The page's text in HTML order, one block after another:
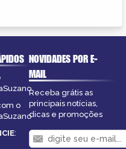
o
:
NOVIDADES POR E-
MAIL
Receba grátis as
principais notícias,
dicas e promoções